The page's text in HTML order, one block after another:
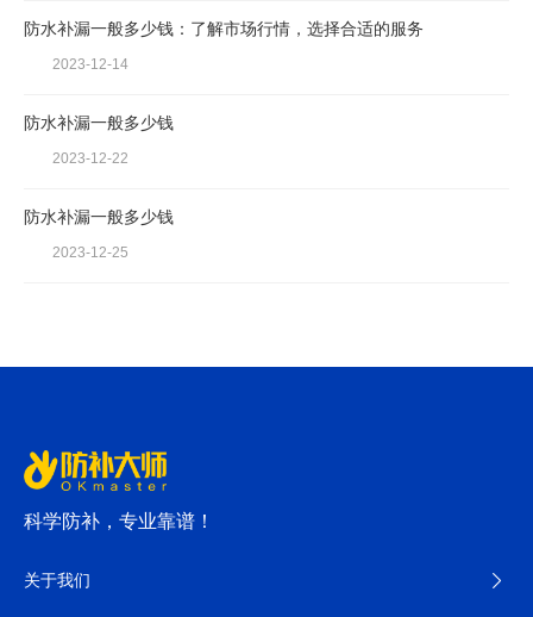
防水补漏一般多少钱：了解市场行情，选择合适的服务
2023-12-14
防水补漏一般多少钱
2023-12-22
防水补漏一般多少钱
2023-12-25
科学防补，专业靠谱！
关于我们